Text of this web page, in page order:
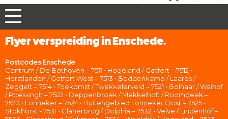
Flyer verspreiding in Enschede.
Postcodes Enschede
Centrum / De Bothoven – 7511 • Hogeland / Getfert – 7512 •
Horstlanden / Getfert West – 7513 • Boddenkamp / Laares /
Zeggelt – 7514 • Toekomst / Twekkelerveld – 7521 • Bolhaar / Walhof
/ Roessingh – 7522 • Deppenbroek / Mekkelholt / Roombeek –
7523 • Lonneker – 7524 • Buitengebied Lonneker Oost – 7525 •
Stokhorst - 7531 • Glanerbrug / Dolphia – 7532 • Velve / Lindenhof –